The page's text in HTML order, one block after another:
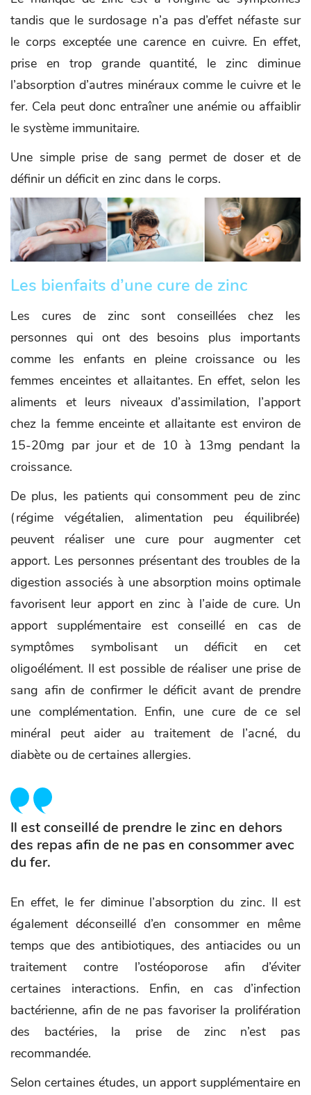
tandis que le surdosage n’a pas d’effet néfaste sur
le corps exceptée une carence en cuivre. En effet,
prise en trop grande quantité, le zinc diminue
l’absorption d’autres minéraux comme le cuivre et le
fer. Cela peut donc entraîner une anémie ou affaiblir
le système immunitaire.
Une simple prise de sang permet de doser et de
définir un déficit en zinc dans le corps.
Les bienfaits d’une cure de zinc
Les cures de zinc sont conseillées chez les
personnes qui ont des besoins plus importants
comme les enfants en pleine croissance ou les
femmes enceintes et allaitantes. En effet, selon les
aliments et leurs niveaux d’assimilation, l’apport
chez la femme enceinte et allaitante est environ de
15-20mg par jour et de 10 à 13mg pendant la
croissance.
De plus, les patients qui consomment peu de zinc
(régime végétalien, alimentation peu équilibrée)
peuvent réaliser une cure pour augmenter cet
apport. Les personnes présentant des troubles de la
digestion associés à une absorption moins optimale
favorisent leur apport en zinc à l’aide de cure. Un
apport supplémentaire est conseillé en cas de
symptômes symbolisant un déficit en cet
oligoélément. Il est possible de réaliser une prise de
sang afin de confirmer le déficit avant de prendre
une complémentation. Enfin, une cure de ce sel
minéral peut aider au traitement de l’acné, du
diabète ou de certaines allergies.
Il est conseillé de prendre le zinc en dehors
des repas afin de ne pas en consommer avec
du fer.
En effet, le fer diminue l’absorption du zinc. Il est
également déconseillé d’en consommer en même
temps que des antibiotiques, des antiacides ou un
traitement contre l’ostéoporose afin d’éviter
certaines interactions. Enfin, en cas d’infection
bactérienne, afin de ne pas favoriser la prolifération
des bactéries, la prise de zinc n’est pas
recommandée.
Selon certaines études, un apport supplémentaire en